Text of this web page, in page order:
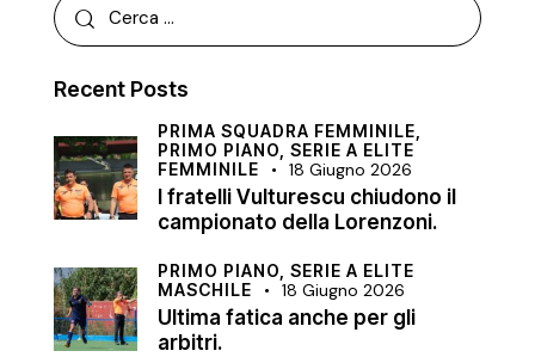
Recent Posts
PRIMA SQUADRA FEMMINILE,
PRIMO PIANO, SERIE A ELITE
FEMMINILE
18 Giugno 2026
I fratelli Vulturescu chiudono il
campionato della Lorenzoni.
PRIMO PIANO, SERIE A ELITE
MASCHILE
18 Giugno 2026
Ultima fatica anche per gli
arbitri.